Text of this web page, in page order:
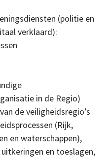
(politie en
verklaard):
in de Regio)
de veiligheidsregio’s
(Rijk,
en waterschappen),
en toeslagen,